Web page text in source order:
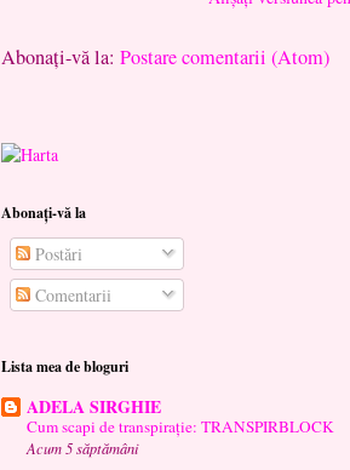
Abonați-vă la: Postare comentarii (Atom)
Abonați-vă la
Postări
Comentarii
Lista mea de bloguri
ADELA SIRGHIE
Cum scapi de transpirație: TRANSPIRBLOCK
Acum 5 săptămâni